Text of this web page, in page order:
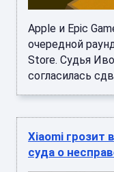
Apple и Epic
очередной
Store. Судья
согласилась
Xiaomi грозит
суда о